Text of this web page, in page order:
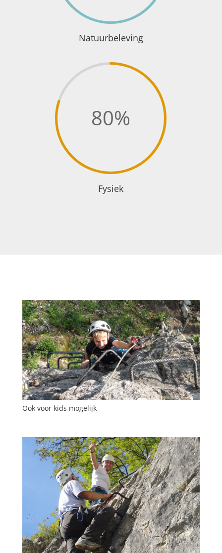
Natuurbeleving
80%
Fysiek
Ook voor kids mogelijk